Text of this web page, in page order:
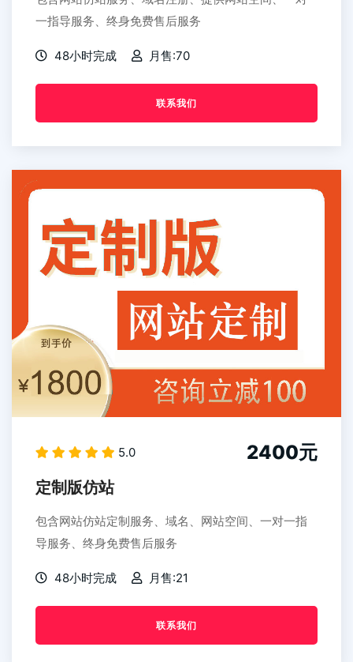
一指导服务、终身免费售后服务
48小时完成 月售:70
联系我们
5.0 2400元
定制版仿站
包含网站仿站定制服务、域名、网站空间、一对一指
导服务、终身免费售后服务
48小时完成 月售:21
联系我们